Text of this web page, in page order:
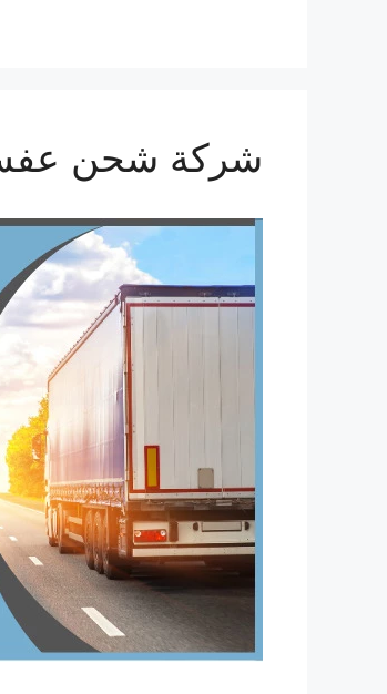
شركة شحن عفش من